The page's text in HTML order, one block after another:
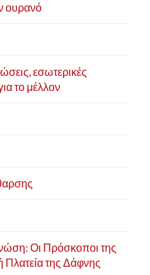
ουρανό
εσωτερικές
το μέλλον
Οι Πρόσκοποι της
Πλατεία της Δάφνης